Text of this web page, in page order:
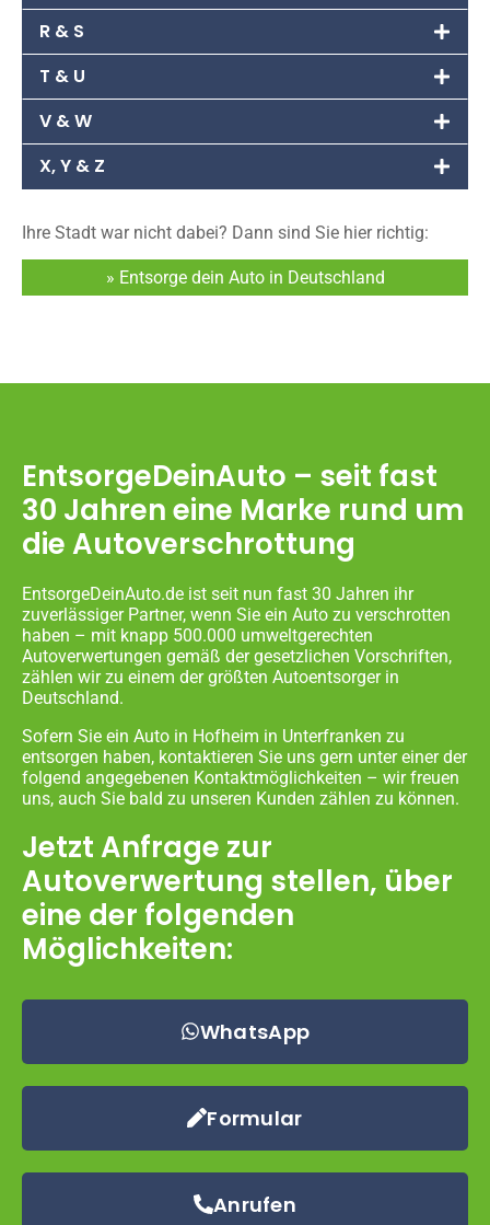
R & S
T & U
V & W
X, Y & Z
Ihre Stadt war nicht dabei? Dann sind Sie hier richtig:
» Entsorge dein Auto in Deutschland
EntsorgeDeinAuto – seit fast
30 Jahren eine Marke rund um
die Autoverschrottung
EntsorgeDeinAuto.de ist seit nun fast 30 Jahren ihr
zuverlässiger Partner, wenn Sie ein Auto zu verschrotten
haben – mit knapp 500.000 umweltgerechten
Autoverwertungen gemäß der gesetzlichen Vorschriften,
zählen wir zu einem der größten Autoentsorger in
Deutschland.
Sofern Sie ein Auto in Hofheim in Unterfranken zu
entsorgen haben, kontaktieren Sie uns gern unter einer der
folgend angegebenen Kontaktmöglichkeiten – wir freuen
uns, auch Sie bald zu unseren Kunden zählen zu können.
Jetzt Anfrage zur
Autoverwertung stellen, über
eine der folgenden
Möglichkeiten:
WhatsApp
Formular
Anrufen